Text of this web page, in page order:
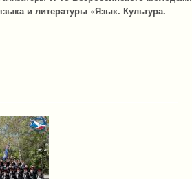
и литературы «Язык. Культура.